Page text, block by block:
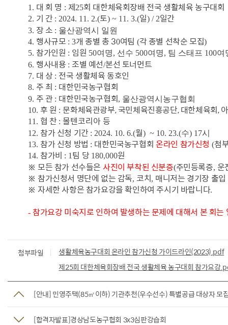
1. 대 회 명 : 제25회 대한체육회장배 전국 생활체육 농구대회
2. 기 간 : 2024. 11. 2.(토) ~ 11. 3.(일) / 2일간
3. 장 소 : 울산광역시 일원
4. 행사규모 : 3개 종별 총 30여팀 (각 종별 선착순 모집)
5. 참가인원 : 임원 50여명, 선수 500여명, 팀 스태프 100여
6. 행사내용 : 조별 예선/본선 토너먼트
7. 대 상 : 전국 생활체육 동호인
8. 주 최 : 대한민국농구협회
9. 주 관 : 대한민국농구협회, 울산광역시농구협회
10. 후 원 :문화체육관광부, 국민체육진흥공단, 대한체육회,
11. 협 찬 :몰텐코리아 등
12. 참가 신청 기간 : 2024. 10. 6.(월) ~ 10. 23.(수) 17시
13. 참가 신청 방법 : 대한민국농구협회 온라인 참가신청 (첨
14. 참가비 : 1 팀 당 180,000원
※ 모든 참가 선수들은 사진이 부착된 신분증(주민등록증, 운
※ 참가신청서 명단에 없는 감독, 코치, 매니저는 경기장 출
※ 자세한 사항은 참가요강을 확인하여 주시기 바랍니다.
- 참가요강 미숙지로 인하여 발생하는 문제에 대해서 본 회
첨부파일
생활체육농구대회 온라인 참가신청 가이드라인(2023).pdf
제25회 대한체육회장배 전국 생활체육 농구대회 참가요강
[안내] 민영주택(85㎡이하) 기관추천(우수선수) 특별공급 대상자 모
[합격자발표]경상남도농구협회 3x3심판강습회